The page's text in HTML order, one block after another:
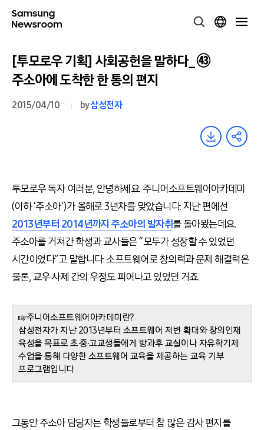
[투모로우 기획] 사회공헌을 말하다_㊸
주소아에 도착한 한 통의 편지
2015/04/10 by삼성전자
투모로우 독자 여러분, 안녕하세요. 주니어소프트웨어아카데미
(이하 ‘주소아’)가 올해로 3년차를 맞았습니다. 지난 편에선
2013년부터 2014년까지 주소아의 발자취를돌아봤는데요.
주소아를 거쳐간 학생과 교사들은 “모두가 성장할 수 있었던
시간이었다”고 말합니다. 소프트웨어로 창의력과 문제 해결력은
물론, 교우·사제 간의 우정도 피어나고 있었던 거죠.
☞주니어소프트웨어아카데미란?
삼성전자가 지난 2013년부터 소프트웨어 저변 확대와 창의인재
육성을 목표로 초·중·고교생들에게 방과후 교실이나 자유학기제
수업을 통해 다양한 소프트웨어 교육을 제공하는 교육 기부
프로그램입니다
그동안 주소아 담당자는 학생들로부터 참 많은 감사 편지를